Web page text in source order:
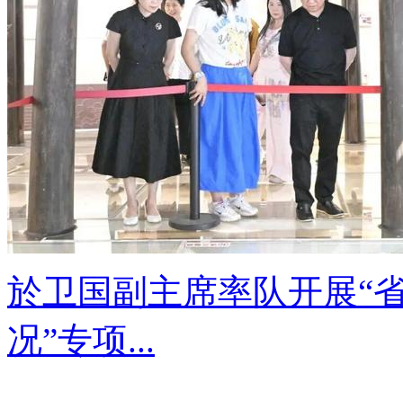
於卫国副主席率队开展“
况”专项...